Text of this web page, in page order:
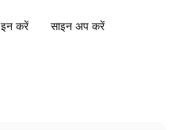
करें साइन अप करें